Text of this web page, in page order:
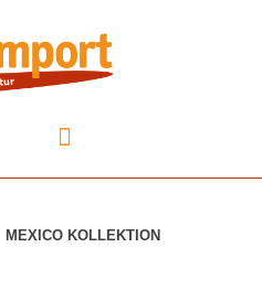
MEXICO KOLLEKTION